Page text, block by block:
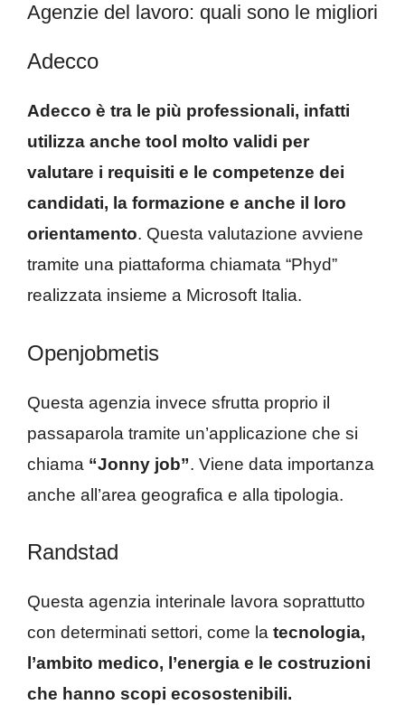
Agenzie del lavoro: quali sono le migliori
Adecco
Adecco è tra le più professionali, infatti
utilizza anche tool molto validi per
valutare i requisiti e le competenze dei
candidati, la formazione e anche il loro
orientamento. Questa valutazione avviene
tramite una piattaforma chiamata “Phyd”
realizzata insieme a Microsoft Italia.
Openjobmetis
Questa agenzia invece sfrutta proprio il
passaparola tramite un’applicazione che si
chiama “Jonny job”. Viene data importanza
anche all’area geografica e alla tipologia.
Randstad
Questa agenzia interinale lavora soprattutto
con determinati settori, come la tecnologia,
l’ambito medico, l’energia e le costruzioni
che hanno scopi ecosostenibili.